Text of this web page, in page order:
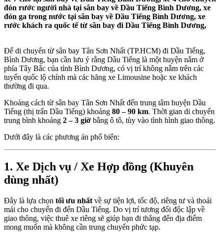
đón rước người nhà tại sân bay về Dầu Tiếng Bình Dương, xe
đón ga trong nước tại sân bay về Dầu Tiếng Bình Dương, xe
rước khách ra quốc tế từ sân bay đi Dầu Tiếng Bình Dương,
Để di chuyển từ sân bay Tân Sơn Nhất (TP.HCM) đi Dầu Tiếng,
Bình Dương, bạn cần lưu ý rằng Dầu Tiếng là một huyện nằm ở
phía Tây Bắc của tỉnh Bình Dương, có vị trí không nằm trên các
tuyến quốc lộ chính mà các hãng xe Limousine hoặc xe khách
thường đi qua.
Khoảng cách từ sân bay Tân Sơn Nhất đến trung tâm huyện Dầu
Tiếng (thị trấn Dầu Tiếng) khoảng 80 – 90 km. Thời gian di chuyển
trung bình khoảng 2 – 3 giờ bằng ô tô, tùy vào tình hình giao thông.
Dưới đây là các phương án phổ biến:
1. Xe Dịch vụ / Xe Hợp đồng (Khuyên
dùng nhất)
Đây là lựa chọn tối ưu nhất về sự tiện lợi, tốc độ, riêng tư và thoải
mái cho chuyến đi đến Dầu Tiếng. Do vị trí tương đối độc lập về
giao thông, việc thuê xe riêng sẽ giúp bạn đi thẳng đến địa điểm
mong muốn mà không cần trung chuyển phức tạp.